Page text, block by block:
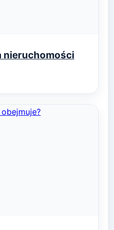
nieruchomości